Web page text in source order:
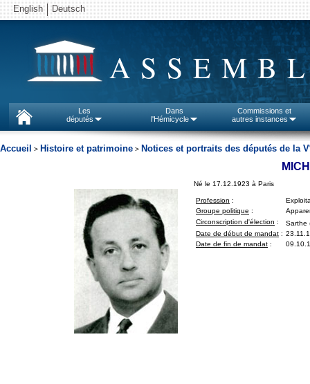
English Deutsch
Les
députés
Dans
l'Hémicycle
Commissions et
autres instances
Accueil > Histoire et patrimoine > Notices et portraits des députés de la V
Né le 17.12.1923 à Paris
Profession :
Groupe politique :
Circonscription d'élection :
Sarthe
Date de début de mandat :
Date de fin de mandat :